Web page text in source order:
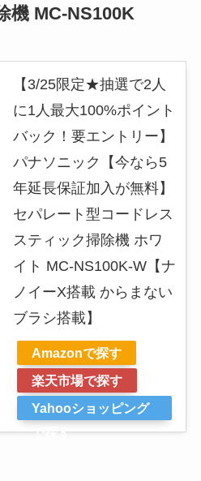
機 MC-NS100K
【3/25限定★抽選で2人
に1人最大100%ポイント
バック！要エントリー】
パナソニック【今なら5
年延長保証加入が無料】
セパレート型コードレス
スティック掃除機 ホワ
イト MC-NS100K-W【ナ
ノイーX搭載 からまない
ブラシ搭載】
Amazonで探す
楽天市場で探す
Yahooショッピング
で探す